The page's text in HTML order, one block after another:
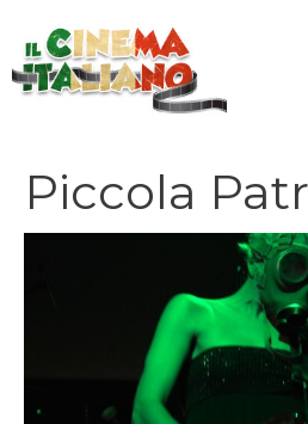
contenuto
Piccola